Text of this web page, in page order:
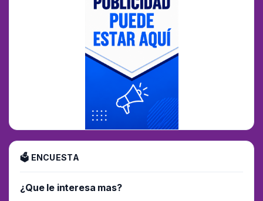
🗳 ENCUESTA
¿Que le interesa mas?